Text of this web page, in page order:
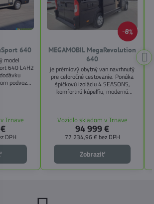
640
model
640 L4H2
podvozku
možnosti
lôžko.
Trnave
DPH
8%
MEGAMOBIL MegaRevolution
640
je prémiový obytný van navrhnutý
pre celoročné cestovanie. Ponúka
špičkovú izoláciu 4 SEASONS,
komfortnú kúpeľňu, modernú
CITY, TECHNO, SICHERHEIT a
MEGA WINTER získate maximálnu
bezpečnosť, pohodlie a
technologické inovácie. Ideálna
voľba pre tých, ktorí hľadajú luxus,
funkčnosť a slobodu na cestách.
Vozidlo skladom v Trnave
94 999 €
77 234,96 € bez DPH
Zobraziť